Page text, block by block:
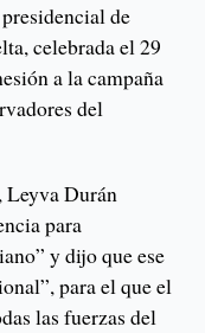
de
celebrada el 29
a la campaña
del
Leyva Durán
para
y dijo que ese
para el que el
las fuerzas del